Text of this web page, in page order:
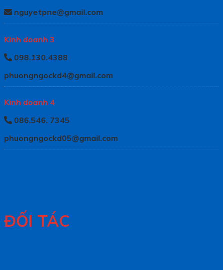
nguyetpne@gmail.com
Kinh doanh 3
098.130.4388
phuongngockd4@gmail.com
Kinh doanh 4
086.546. 7345
phuongngockd05@gmail.com
ĐỐI TÁC